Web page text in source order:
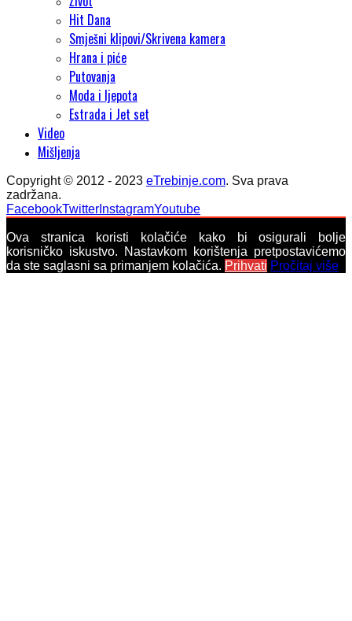
Hit Dana
Smješni klipovi/Skrivena kamera
Hrana i piće
Putovanja
Moda i ljepota
Estrada i Jet set
Video
Mišljenja
Copyright © 2012 - 2023 eTrebinje.com. Sva prava
zadržana.
FacebookTwitter InstagramYoutube
Ova stranica koristi kolačiće kako bi osigurali bolje
korisničko iskustvo. Nastavkom korištenja pretpostavićemo
da ste saglasni sa primanjem kolačića. Prihvati Pročitaj više